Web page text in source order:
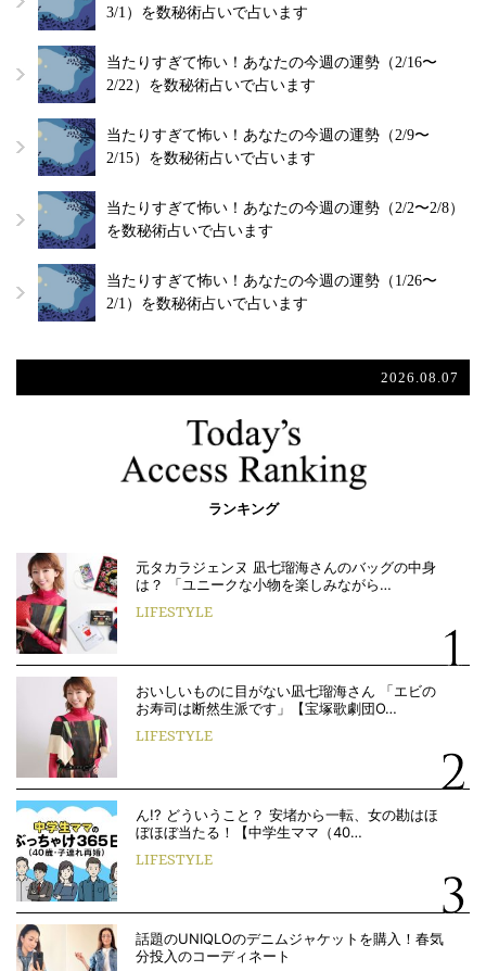
3/1）を数秘術占いで占います
当たりすぎて怖い！あなたの今週の運勢（2/16〜
2/22）を数秘術占いで占います
当たりすぎて怖い！あなたの今週の運勢（2/9〜
2/15）を数秘術占いで占います
当たりすぎて怖い！あなたの今週の運勢（2/2〜2/8）
を数秘術占いで占います
当たりすぎて怖い！あなたの今週の運勢（1/26〜
2/1）を数秘術占いで占います
2026.08.07
ランキング
元タカラジェンヌ 凪七瑠海さんのバッグの中身
は？ 「ユニークな小物を楽しみながら…
LIFESTYLE
おいしいものに目がない凪七瑠海さん 「エビの
お寿司は断然生派です」【宝塚歌劇団O…
LIFESTYLE
ん!? どういうこと？ 安堵から一転、女の勘はほ
ぼほぼ当たる！【中学生ママ（40…
LIFESTYLE
話題のUNIQLOのデニムジャケットを購入！春気
分投入のコーディネート